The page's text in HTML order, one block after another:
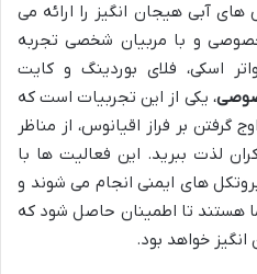
آبی هیجان انگیز را ارائه می
و با مربیان شخصی تجربه
اسکی، فلای بوردینگ و کایت
، یکی از این تجربیات است که
بر فراز اقیانوس، از مناظر
لذت ببرید. این فعالیت ها با
های ایمنی انجام می شوند و
هستند تا اطمینان حاصل شود که
خواهد بود.